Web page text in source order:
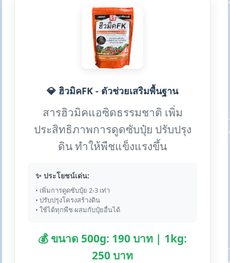
💎 ฮิวมิคFK - ตัวช่วยเสริมพื้นฐาน
สารฮิวมิคแอซิดธรรมชาติ เพิ่ม
ประสิทธิภาพการดูดซับปุ๋ย ปรับปรุง
ดิน ทำให้พืชแข็งแรงขึ้น
✨ ประโยชน์เด่น:
• เพิ่มการดูดซับปุ๋ย 2-3 เท่า
• ปรับปรุงโครงสร้างดิน
• ใช้ได้ทุกพืช ผสมกับปุ๋ยอื่นได้
💰 ขนาด 500g: 190 บาท | 1kg:
250 บาท